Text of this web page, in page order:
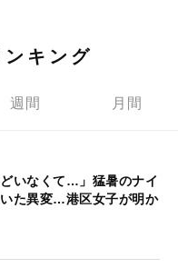
キング
週間 月間
どいなくて…」猛暑のナイ
いた異変…港区女子が明か